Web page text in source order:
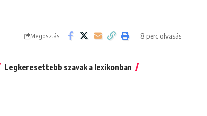
Megosztás 8 perc olvasás
Legkeresettebb szavak a lexikonban